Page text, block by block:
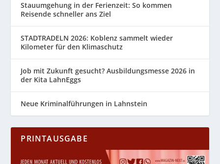
Stauumgehung in der Ferienzeit: So kommen
Reisende schneller ans Ziel
STADTRADELN 2026: Koblenz sammelt wieder
Kilometer für den Klimaschutz
Job mit Zukunft gesucht? Ausbildungsmesse 2026 in
der Kita LahnEggs
Neue Kriminalführungen in Lahnstein
PRINTAUSGABE